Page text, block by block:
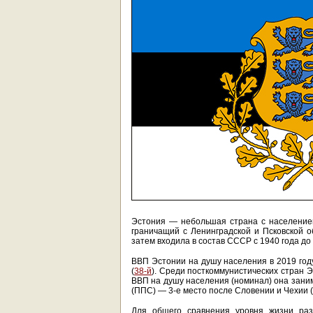
Эстония — небольшая страна с
граничащий с Ленинградской и Псковской
затем входила в состав СССР с 1940 года
ВВП Эстонии на душу населения в 2019
(38-й). Среди посткоммунистических стран
ВВП на душу населения (номинал) она
(ППС) — 3-е место после Словении и Чехии
Для общего сравнения уровня жизни